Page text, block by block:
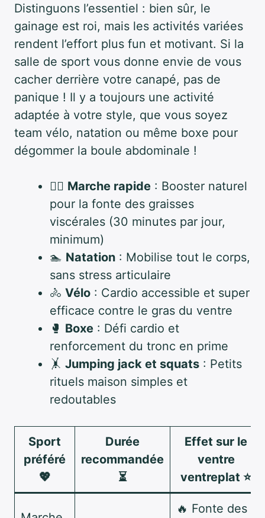
Distinguons l’essentiel : bien sûr, le
gainage est roi, mais les activités variées
rendent l’effort plus fun et motivant. Si la
salle de sport vous donne envie de vous
cacher derrière votre canapé, pas de
panique ! Il y a toujours une activité
adaptée à votre style, que vous soyez
team vélo, natation ou même boxe pour
dégommer la boule abdominale !
🚶‍♂️ Marche rapide : Booster naturel
pour la fonte des graisses
viscérales (30 minutes par jour,
minimum)
🏊 Natation : Mobilise tout le corps,
sans stress articulaire
🚴 Vélo : Cardio accessible et super
efficace contre le gras du ventre
🥊 Boxe : Défi cardio et
renforcement du tronc en prime
🤸 Jumping jack et squats : Petits
rituels maison simples et
redoutables
Sport
préféré
💖
Durée
recommandée
⏳
Effet sur le
ventre
ventreplat ⭐
🔥 Fonte des